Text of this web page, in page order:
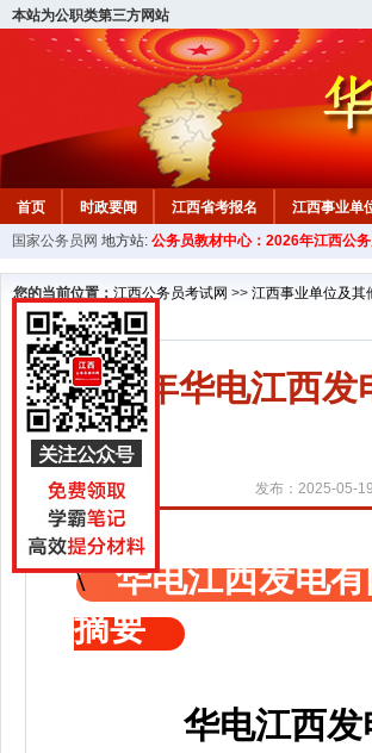
本站为公职类第三方网站
首页 时政要闻 江西省考报名 江西事业单
教材中心
国家公务员网 地方站: 公务员教材中心：2026年江西公
您的当前位置： 江西公务员考试网 >> 江西事业单位及其
2025年华电江西发
发布：2025-05-
华电江西发电
摘要
华电江西